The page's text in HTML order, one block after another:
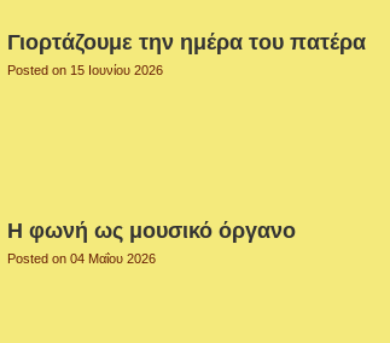
Γιορτάζουμε την ημέρα του πατέρα
Posted on 15 Ιουνίου 2026
Η φωνή ως μουσικό όργανο
Posted on 04 Μαΐου 2026